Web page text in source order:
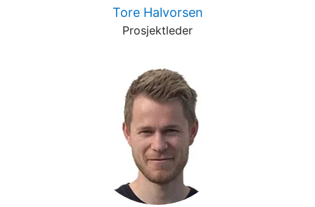
Tore Halvorsen
Prosjektleder